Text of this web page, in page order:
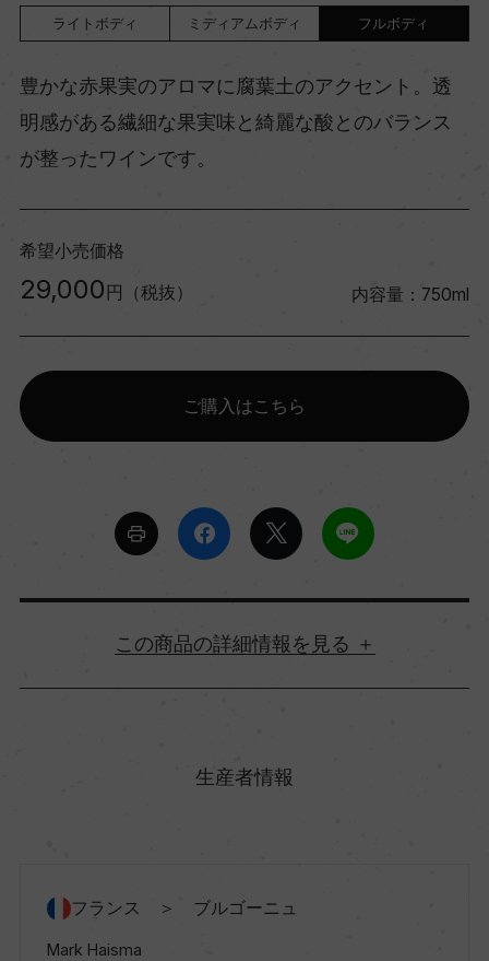
ライトボディ ミディアムボディ フルボディ
豊かな赤果実のアロマに腐葉土のアクセント。透
明感がある繊細な果実味と綺麗な酸とのバランス
が整ったワインです。
希望小売価格
29,000 円（税抜） 内容量：750ml
ご購入はこちら
詳細情報
地区名
生産者情報
フランス ＞ ブルゴーニュ
Mark Haisma